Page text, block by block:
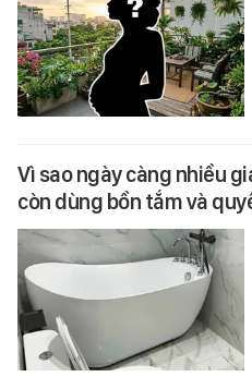
Vì sao ngày càng nhiều
còn dùng bồn tắm và